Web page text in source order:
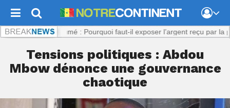
: Viol présumé : Pourquoi faut-il exposer l’argent reçu par la
Tensions politiques : Abdou
Mbow dénonce une gouvernance
chaotique